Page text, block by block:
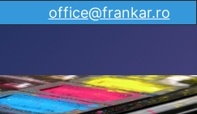
office@frankar.ro